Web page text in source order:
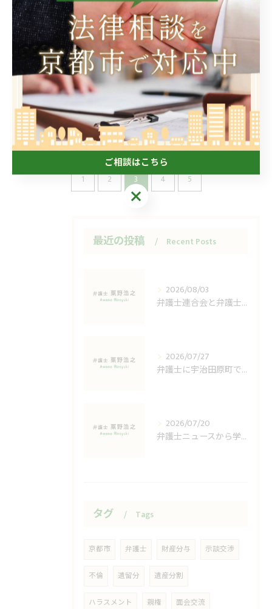
弁護士が安心して使えるバックポート選
びと業務効率化の秘訣
2026/01/19
弁護士コミュニティ活用で京都府京都市綴
喜郡宇治田原町の法律相談を失敗しない
方法
2026/01/12
1 2 3 4 5
最近の投稿 Recent Posts
2026/08/03
弁護士連合会と弁護士の全体像を正確に理解するための基礎知識と名簿検索の実務ポイント
2026/07/27
弁護士に宇治田原町で相談したい方へストレス管理と無料相談活用の実践ポイント
2026/07/20
弁護士ニュースから学ぶ信頼できる選び方と最新の法律動向
タグ Tags
京都市 弁護士 財産分与 示談交渉
不倫 遺留分 遺産分割
ハラスメント 親権 面会交流
ご相談はこちら
ご相談はこちら